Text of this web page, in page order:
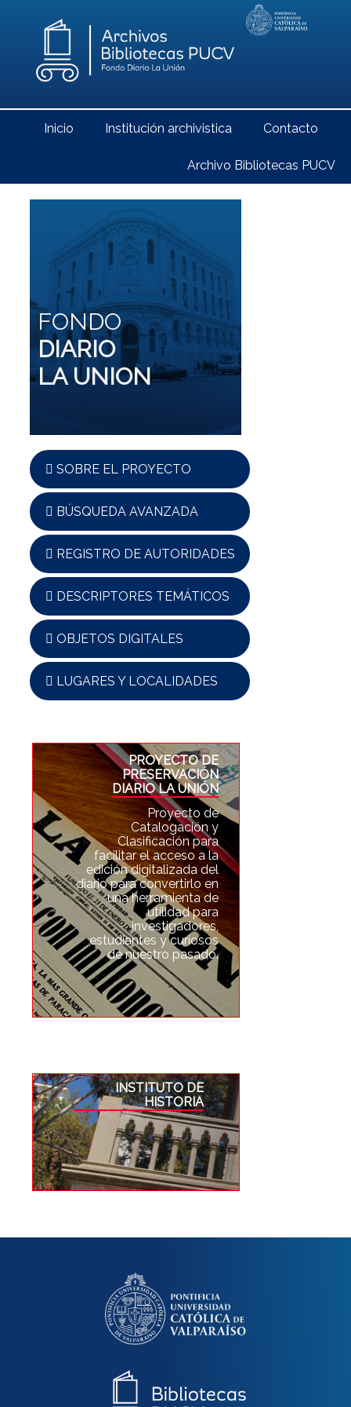
Inicio Institución archivistica Contacto
Archivo Bibliotecas PUCV
FONDO
DIARIO
LA UNION
SOBRE EL PROYECTO
BÚSQUEDA AVANZADA
REGISTRO DE AUTORIDADES
DESCRIPTORES TEMÁTICOS
OBJETOS DIGITALES
LUGARES Y LOCALIDADES
PROYECTO DE
PRESERVACIÓN
DIARIO LA UNIÓN
Proyecto de
Catalogación y
Clasificación para
facilitar el acceso a la
edición digitalizada del
diario para convertirlo en
una herramienta de
utilidad para
investigadores,
estudiantes y curiosos
de nuestro pasado.
INSTITUTO DE
HISTORIA